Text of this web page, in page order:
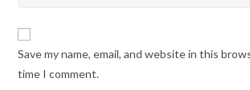
comment
website
URL
Save my name, email, and website in this
time I comment.